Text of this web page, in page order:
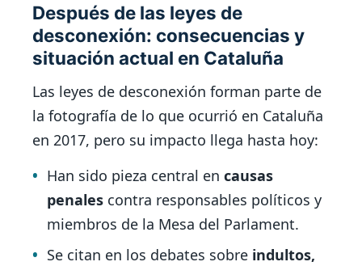
Después de las leyes de
desconexión: consecuencias y
situación actual en Cataluña
Las leyes de desconexión forman parte de
la fotografía de lo que ocurrió en Cataluña
en 2017, pero su impacto llega hasta hoy:
Han sido pieza central encausas
penales contra responsables políticos y
miembros de la Mesa del Parlament.
Se citan en los debates sobre indultos,